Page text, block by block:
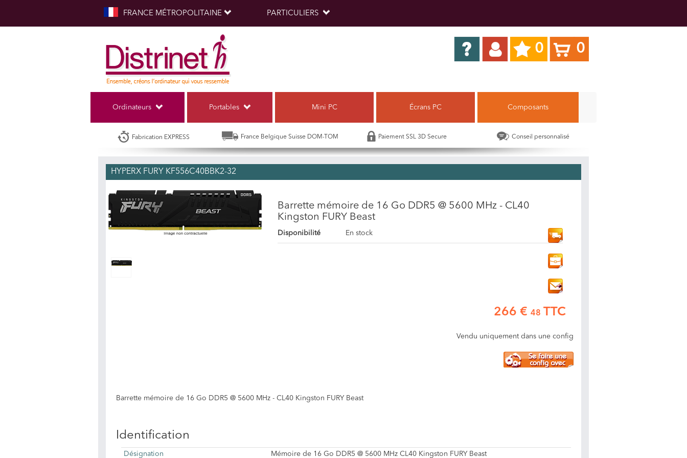
FRANCE MÉTROPOLITAINE PARTICULIERS
0 0
Ordinateurs Portables Mini PC Écrans PC Composants
Fabrication EXPRESS France Belgique Suisse DOM-TOM Paiement SSL 3D Secure Conseil personnalisé
HYPERX FURY KF556C40BBK2-32
Barrette mémoire de 16 Go DDR5 @ 5600 MHz - CL40
Kingston FURY Beast
Disponibilité En stock
266 € 48 TTC
Vendu uniquement dans une config
Barrette mémoire de 16 Go DDR5 @ 5600 MHz - CL40 Kingston FURY Beast
Identification
Désignation
Mémoire de 16 Go DDR5 @ 5600 MHz CL40 Kingston FURY Beast